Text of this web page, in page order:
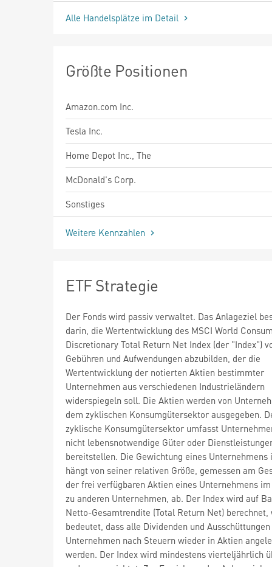
Alle Handelsplätze im Detail
Größte Positionen
Amazon.com Inc.
Tesla Inc.
Home Depot Inc., The
McDonald's Corp.
Sonstiges
Weitere Kennzahlen
ETF Strategie
Der Fonds wird passiv verwaltet. Das Anlageziel
darin, die Wertentwicklung des MSCI World
Discretionary Total Return Net Index (der "Index")
Gebühren und Aufwendungen abzubilden, der die
Wertentwicklung der notierten Aktien bestimmter
Unternehmen aus verschiedenen Industrieländern
widerspiegeln soll. Die Aktien werden von
dem zyklischen Konsumgütersektor ausgegeben.
zyklische Konsumgütersektor umfasst
nicht lebensnotwendige Güter oder
bereitstellen. Die Gewichtung eines Unternehmens
hängt von seiner relativen Größe, gemessen am
der frei verfügbaren Aktien eines Unternehmens im
zu anderen Unternehmen, ab. Der Index wird auf
Netto-Gesamtrendite (Total Return Net) berechnet,
bedeutet, dass alle Dividenden und
Unternehmen nach Steuern wieder in Aktien
werden. Der Index wird mindestens vierteljährlich